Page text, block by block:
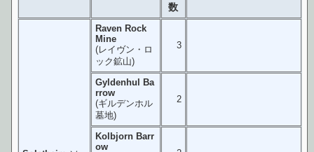
数
Raven Rock
Mine
(レイヴン・ロ
ック鉱山)
3
Gyldenhul Ba
rrow
(ギルデンホル
墓地)
2
Kolbjorn Barr
ow